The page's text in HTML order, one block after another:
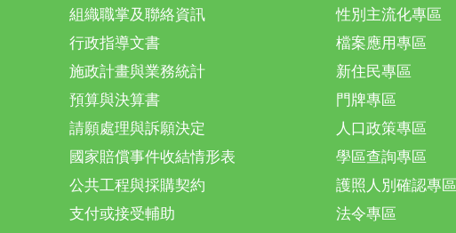
組織職掌及聯絡資訊
行政指導文書
施政計畫與業務統計
預算與決算書
請願處理與訴願決定
國家賠償事件收結情形表
公共工程與採購契約
支付或接受輔助
性別主流化專區
檔案應用專區
新住民專區
門牌專區
人口政策專區
學區查詢專區
護照人別確認專區
法令專區